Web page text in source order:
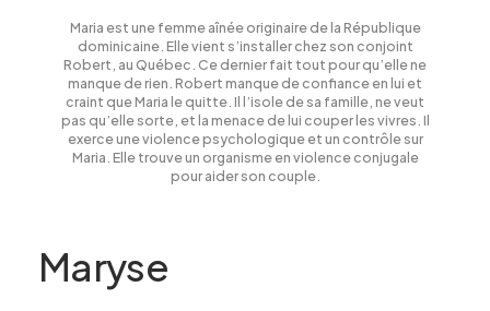
Maria est une femme aînée originaire de la République
dominicaine. Elle vient s’instal­ler chez son conjoint
Robert, au Québec. Ce dernier fait tout pour qu’elle ne
manque de rien. Robert manque de confiance en lui et
craint que Maria le quitte. Il l’isole de sa famille, ne veut
pas qu’elle sorte, et la menace de lui couper les vivres. Il
exerce une violence psychologique et un contrôle sur
Maria. Elle trouve un organisme en violence conjugale
pour aider son couple.
Maryse